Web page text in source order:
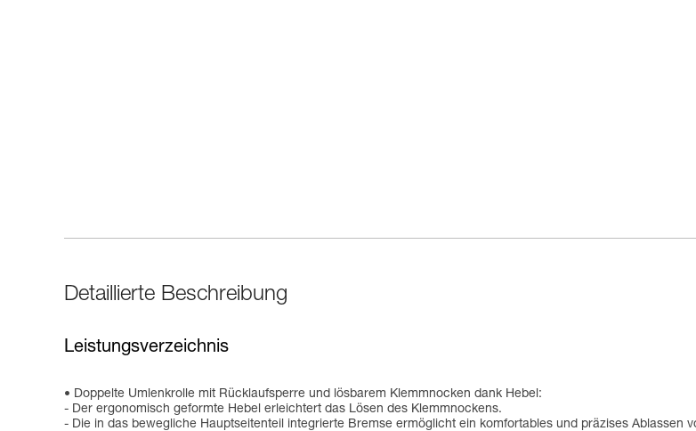
Detaillierte Beschreibung
Leistungsverzeichnis
Doppelte Umlenkrolle mit Rücklaufsperre und lösbarem Klemmnocken dank Hebel:
- Der ergonomisch geformte Hebel erleichtert das Lösen des Klemmnockens.
- Die in das bewegliche Hauptseitenteil integrierte Bremse ermöglicht ein komfortables und präzises Ablassen